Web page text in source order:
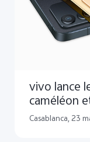
vivo lance
caméléon
Maroc avec
Casablanca, 23